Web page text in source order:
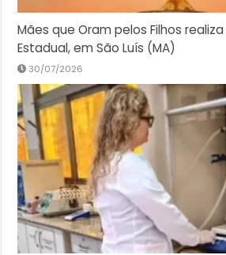
Mães que Oram pelos Filhos realiza
Estadual, em São Luís (MA)
30/07/2026